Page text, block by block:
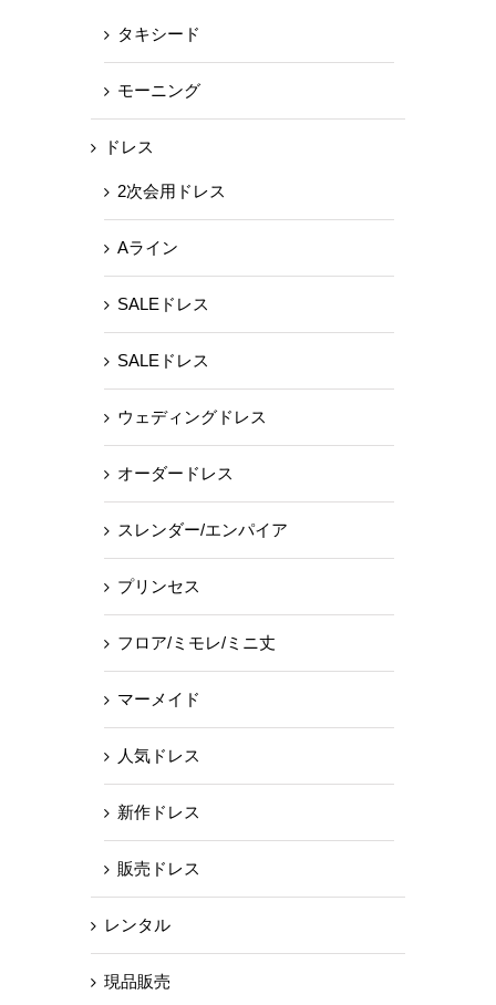
タキシード
モーニング
ドレス
2次会用ドレス
Aライン
SALEドレス
SALEドレス
ウェディングドレス
オーダードレス
スレンダー/エンパイア
プリンセス
フロア/ミモレ/ミニ丈
マーメイド
人気ドレス
新作ドレス
販売ドレス
レンタル
現品販売